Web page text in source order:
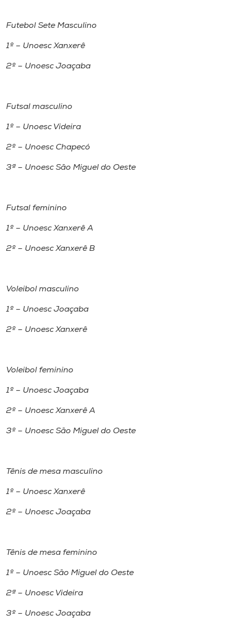
Futebol Sete Masculino
1º – Unoesc Xanxerê
2º – Unoesc Joaçaba
Futsal masculino
1º – Unoesc Videira
2º – Unoesc Chapecó
3ª – Unoesc São Miguel do Oeste
Futsal feminino
1º – Unoesc Xanxerê A
2º – Unoesc Xanxerê B
Voleibol masculino
1º – Unoesc Joaçaba
2º – Unoesc Xanxerê
Voleibol feminino
1º – Unoesc Joaçaba
2º – Unoesc Xanxerê A
3º – Unoesc São Miguel do Oeste
Tênis de mesa masculino
1º – Unoesc Xanxerê
2º – Unoesc Joaçaba
Tênis de mesa feminino
1º – Unoesc São Miguel do Oeste
2ª – Unoesc Videira
3º – Unoesc Joaçaba